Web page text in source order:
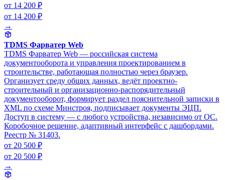
от 14 200 ₽
от 14 200 ₽
→
TDMS Фарватер Web
TDMS Фарватер Web — российская система
документооборота и управления проектированием в
строительстве, работающая полностью через браузер.
Организует среду общих данных, ведёт проектно-
строительный и организационно-распорядительный
документооборот, формирует раздел пояснительной записки в
XML по схеме Минстроя, подписывает документы ЭЦП.
Доступ в систему — с любого устройства, независимо от ОС.
Коробочное решение, адаптивный интерфейс с дашбордами.
Реестр № 31403.
от 20 500 ₽
от 20 500 ₽
→